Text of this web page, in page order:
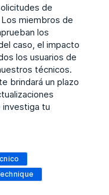
de
Los miembros de
los
caso, el impacto
los usuarios de
técnicos.
brindará un plazo
tu